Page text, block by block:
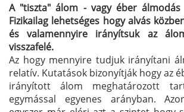
A "tiszta" álom - vagy éber
Fizikailag lehetséges hogy alvás
és valamennyire irányítsuk az
visszafelé.
Az hogy mennyire tudjuk irányítani
relatív. Kutatások bizonyítják hogy az
irányított álom meghatározott
egymással egyenes arányban.